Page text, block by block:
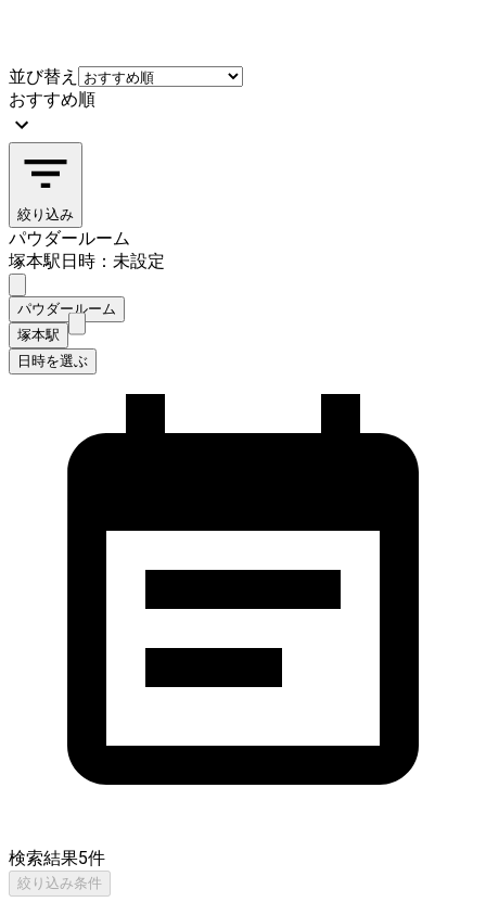
並び替え
おすすめ順
絞り込み
パウダールーム
塚本駅日時：未設定
パウダールーム
塚本駅
日時を選ぶ
検索結果5件
絞り込み条件